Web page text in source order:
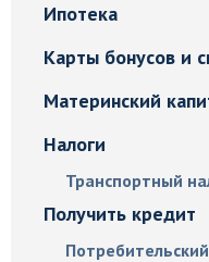
Ипотека
Карты бонусов и
Материнский
Налоги
Транспортный
Получить кредит
Потребительский